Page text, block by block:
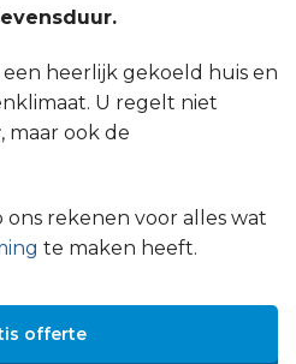
heerlijk gekoeld huis en
U regelt niet
, maar ook de
ons rekenen voor alles wat
te maken heeft.
offerte